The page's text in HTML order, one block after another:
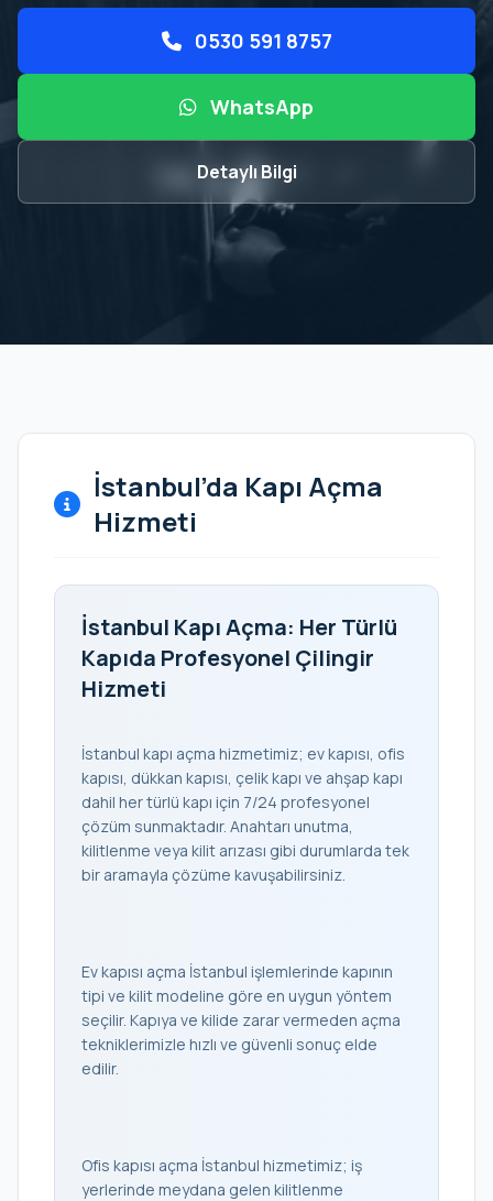
0530 591 8757
WhatsApp
Detaylı Bilgi
İstanbul’da Kapı Açma
Hizmeti
İstanbul Kapı Açma: Her Türlü
Kapıda Profesyonel Çilingir
Hizmeti
İstanbul kapı açma hizmetimiz; ev kapısı, ofis
kapısı, dükkan kapısı, çelik kapı ve ahşap kapı
dahil her türlü kapı için 7/24 profesyonel
çözüm sunmaktadır. Anahtarı unutma,
kilitlenme veya kilit arızası gibi durumlarda tek
bir aramayla çözüme kavuşabilirsiniz.
Ev kapısı açma İstanbul işlemlerinde kapının
tipi ve kilit modeline göre en uygun yöntem
seçilir. Kapıya ve kilide zarar vermeden açma
tekniklerimizle hızlı ve güvenli sonuç elde
edilir.
Ofis kapısı açma İstanbul hizmetimiz; iş
yerlerinde meydana gelen kilitlenme